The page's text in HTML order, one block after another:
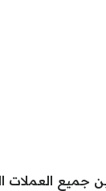
جميع العملات